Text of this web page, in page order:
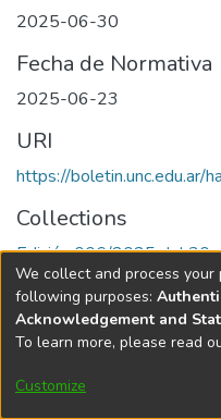
2025-06-30
Fecha de Normativa
2025-06-23
URI
https://
Collections
Edición 006/2025 del 30
Universidad
We collect and process
following purposes:
Acknowledgement and
To learn more, please read
Customize